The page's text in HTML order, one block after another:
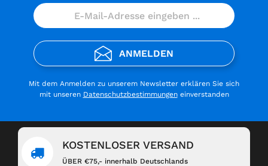
ANMELDEN
Mit dem Anmelden zu unserem Newsletter erklären Sie sich
mit unseren Datenschutzbestimmungeneinverstanden
KOSTENLOSER VERSAND
ÜBER €75,- innerhalb Deutschlands